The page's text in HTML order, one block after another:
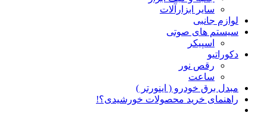
سایر ابزارآلات
لوازم جانبی
سیستم های صوتی
اسپیکر
دکوراتیو
رقص نور
ساعت
مبدل برق خودرو ( اینورتر )
راهنمای خرید محصولات خورشیدی؟!